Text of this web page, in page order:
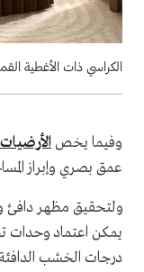
الكراسي ذات الأغطية
وفيما يخصالأرضيات
عمق بصري وإبراز
ولتحقيق مظهر دافئ
يمكن اعتماد وحدات
درجات الخشب